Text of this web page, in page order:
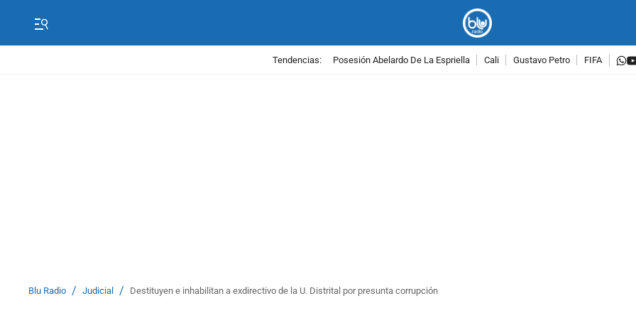
Tendencias: Posesión Abelardo De La Espriella Cali Gustavo Petro FIFA
Blu Radio / Judicial / Destituyen e inhabilitan a exdirectivo de la U. Distrital por presunta corrupción